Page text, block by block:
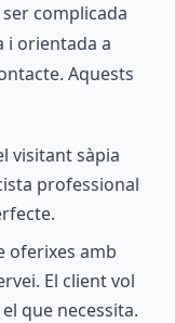
complicada
i orientada a
Aquests
visitant sàpia
professional
oferixes amb
El client vol
que necessita.